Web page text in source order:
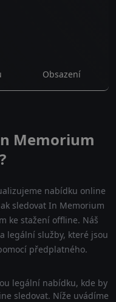
Obsazení
Memorium
nabídku online
sledovat In Memorium
ke stažení offline. Náš
legální služby, které jsou
předplatného.
legální nabídku, kde by
sledovat. Níže uvádíme